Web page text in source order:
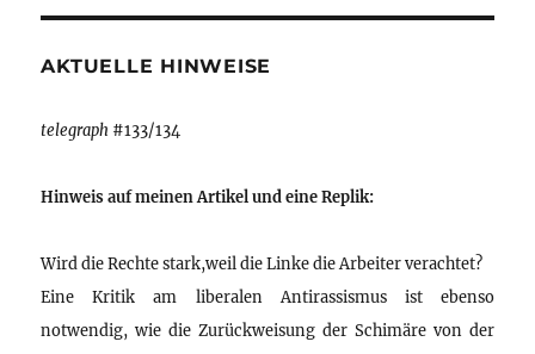
AKTUELLE HINWEISE
telegraph #133/134
Hinweis auf meinen Artikel und eine Replik:
Wird die Rechte stark,weil die Linke die Arbeiter verachtet?
Eine Kritik am liberalen Antirassismus ist ebenso
notwendig, wie die Zurückweisung der Schimäre von der